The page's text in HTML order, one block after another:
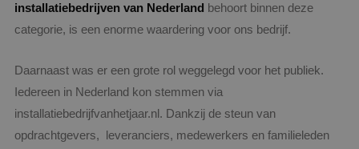
installatiebedrijven van Nederland behoort binnen deze
categorie, is een enorme waardering voor ons bedrijf.
Daarnaast was er een grote rol weggelegd voor het publiek.
Iedereen in Nederland kon stemmen via
installatiebedrijfvanhetjaar.nl. Dankzij de steun van
opdrachtgevers, leveranciers, medewerkers en familieleden